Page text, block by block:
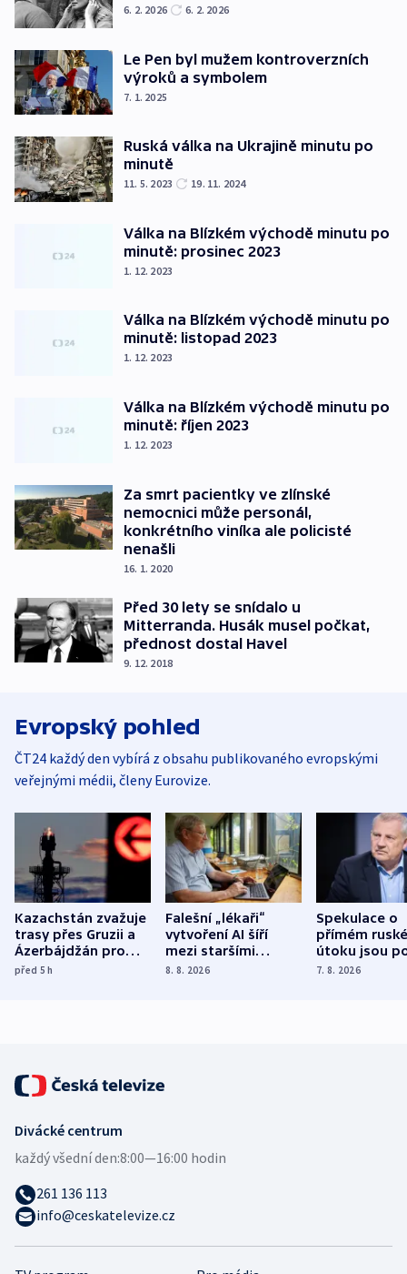
6. 2. 2026 6. 2. 2026
Le Pen byl mužem kontroverzních
výroků a symbolem
7. 1. 2025
Ruská válka na Ukrajině minutu po
minutě
11. 5. 2023 19. 11. 2024
Válka na Blízkém východě minutu po
minutě: prosinec 2023
1. 12. 2023
Válka na Blízkém východě minutu po
minutě: listopad 2023
1. 12. 2023
Válka na Blízkém východě minutu po
minutě: říjen 2023
1. 12. 2023
Za smrt pacientky ve zlínské
nemocnici může personál,
konkrétního viníka ale policisté
nenašli
16. 1. 2020
Před 30 lety se snídalo u
Mitterranda. Husák musel počkat,
přednost dostal Havel
9. 12. 2018
Evropský pohled
ČT24 každý den vybírá z obsahu publikovaného evropskými
veřejnými médii, členy Eurovize.
Kazachstán zvažuje
trasy přes Gruzii a
Ázerbájdžán pro
vývoz ropy do
před 5h
Falešní „lékaři“
vytvoření AI šíří
mezi staršími
Poláky nebezpečné
8. 8. 2026
Spekulace o
přímém
útoku jsou
míní
7. 8. 2026
Divácké centrum
každý všední den:8:00—16:00 hodin
261 136 113
info@ceskatelevize.cz